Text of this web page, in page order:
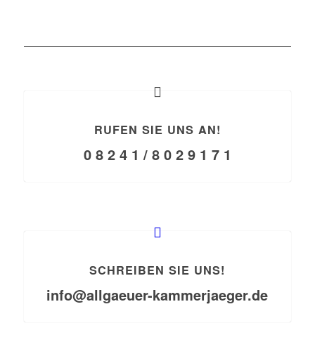
RUFEN SIE UNS AN!
0 8 2 4 1 / 8 0 2 9 1 7 1
SCHREIBEN SIE UNS!
info@allgaeuer-kammerjaeger.de